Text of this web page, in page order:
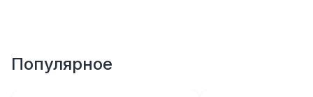
Популярное